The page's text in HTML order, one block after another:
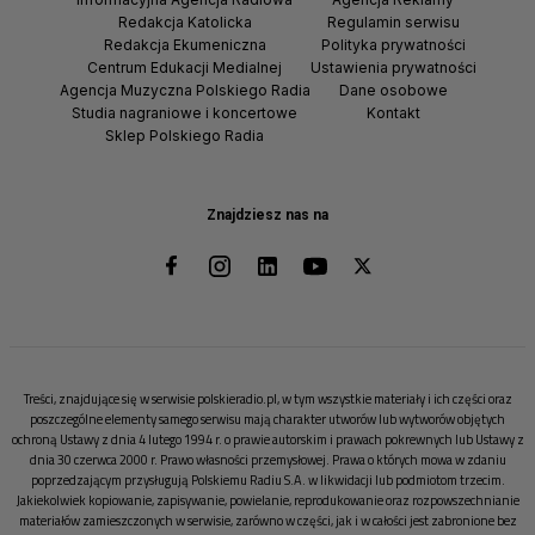
Znajdziesz nas na
Redakcja Katolicka
Redakcja Ekumeniczna
Centrum Edukacji Medialnej
Agencja Muzyczna Polskiego Radia
Studia nagraniowe i koncertowe
Sklep Polskiego Radia
Regulamin serwisu
Polityka prywatności
Ustawienia prywatności
Dane osobowe
Kontakt
Treści, znajdujące się w serwisie polskieradio.pl, w tym wszystkie materiały i ich części oraz
poszczególne elementy samego serwisu mają charakter utworów lub wytworów objętych
ochroną Ustawy z dnia 4 lutego 1994 r. o prawie autorskim i prawach pokrewnych lub Ustawy z
dnia 30 czerwca 2000 r. Prawo własności przemysłowej. Prawa o których mowa w zdaniu
poprzedzającym przysługują Polskiemu Radiu S.A. w likwidacji lub podmiotom trzecim.
Jakiekolwiek kopiowanie, zapisywanie, powielanie, reprodukowanie oraz rozpowszechnianie
materiałów zamieszczonych w serwisie, zarówno w części, jak i w całości jest zabronione bez